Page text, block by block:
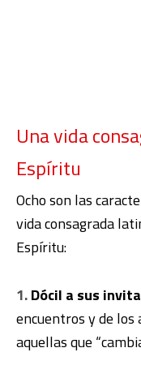
Una vida
Espíritu
Ocho son las
vida consagrada
Espíritu:
1.Dócil a sus
encuentros y de
aquellas que